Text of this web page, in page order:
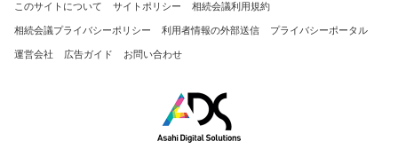
このサイトについて サイトポリシー 相続会議利用規約
相続会議プライバシーポリシー 利用者情報の外部送信 プライバシーポータル
運営会社 広告ガイド お問い合わせ